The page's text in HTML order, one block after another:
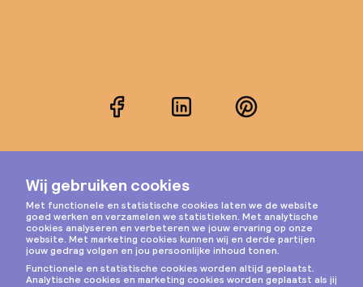
FacebookLinkedInPinterest
Instagram